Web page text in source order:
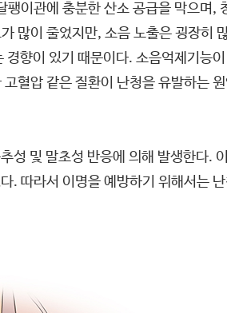
이관에 충분한 산소 공급을 막으며
많이 줄었지만, 소음 노출은 굉장히
향이 있기 때문이다. 소음억제기능
혈압 같은 질환이 난청을 유발하는
성 및 말초성 반응에 의해 발생한다.
. 따라서 이명을 예방하기 위해서는